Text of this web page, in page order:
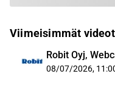
Viimeisimmät videot
Robit Oyj,
08/07/2026,